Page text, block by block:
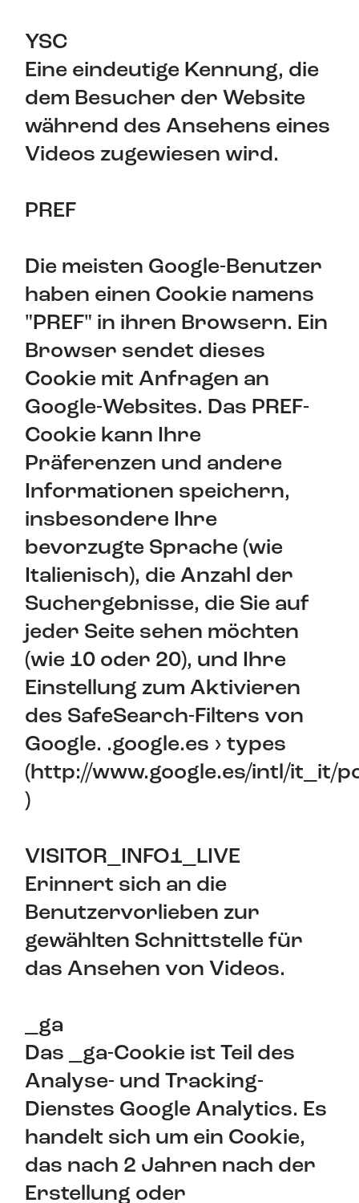
YSC
Eine eindeutige Kennung, die
dem Besucher der Website
während des Ansehens eines
Videos zugewiesen wird.
PREF
Die meisten Google-Benutzer
haben einen Cookie namens
"PREF" in ihren Browsern. Ein
Browser sendet dieses
Cookie mit Anfragen an
Google-Websites. Das PREF-
Cookie kann Ihre
Präferenzen und andere
Informationen speichern,
insbesondere Ihre
bevorzugte Sprache (wie
Italienisch), die Anzahl der
Suchergebnisse, die Sie auf
jeder Seite sehen möchten
(wie 10 oder 20), und Ihre
Einstellung zum Aktivieren
des SafeSearch-Filters von
Google. .google.es › types
(http://www.google.es/intl/it_it/
)
VISITOR_INFO1_LIVE
Erinnert sich an die
Benutzervorlieben zur
gewählten Schnittstelle für
das Ansehen von Videos.
_ga
Das _ga-Cookie ist Teil des
Analyse- und Tracking-
Dienstes Google Analytics. Es
handelt sich um ein Cookie,
das nach 2 Jahren nach der
Erstellung oder